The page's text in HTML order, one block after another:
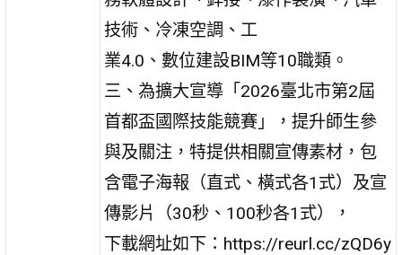
技術、冷凍空調、工
業4.0、數位建設BIM等10職類。
三、為擴大宣導「2026臺北市第2屆
首都盃國際技能競賽」，提升師生參
與及關注，特提供相關宣傳素材，包
含電子海報（直式、橫式各1式）及宣
傳影片（30秒、100秒各1式），
下載網址如下：https://reurl.cc/zQD6y